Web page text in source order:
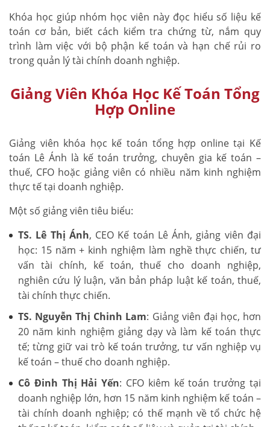
Khóa học giúp nhóm học viên này đọc hiểu số liệu kế
toán cơ bản, biết cách kiểm tra chứng từ, nắm quy
trình làm việc với bộ phận kế toán và hạn chế rủi ro
trong quản lý tài chính doanh nghiệp.
Giảng Viên Khóa Học Kế Toán Tổng
Hợp Online
Giảng viên khóa học kế toán tổng hợp online tại Kế
toán Lê Ánh là kế toán trưởng, chuyên gia kế toán –
thuế, CFO hoặc giảng viên có nhiều năm kinh nghiệm
thực tế tại doanh nghiệp.
Một số giảng viên tiêu biểu:
TS. Lê Thị Ánh, CEO Kế toán Lê Ánh, giảng viên đại
học: 15 năm + kinh nghiệm làm nghề thực chiến, tư
vấn tài chính, kế toán, thuế cho doanh nghiệp,
nghiên cứu lý luận, văn bản pháp luật kế toán, thuế,
tài chính thực chiến.
TS. Nguyễn Thị Chinh Lam: Giảng viên đại học, hơn
20 năm kinh nghiệm giảng dạy và làm kế toán thực
tế; từng giữ vai trò kế toán trưởng, tư vấn nghiệp vụ
kế toán – thuế cho doanh nghiệp.
Cô Đinh Thị Hải Yến: CFO kiêm kế toán trưởng tại
doanh nghiệp lớn, hơn 15 năm kinh nghiệm kế toán –
tài chính doanh nghiệp; có thế mạnh về tổ chức hệ